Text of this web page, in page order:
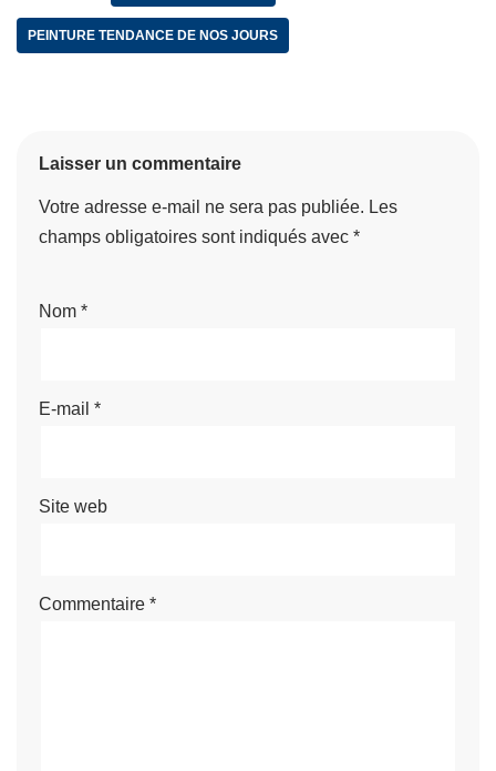
PEINTURE TENDANCE DE NOS JOURS
Laisser un commentaire
Votre adresse e-mail ne sera pas publiée. Les
champs obligatoires sont indiqués avec *
Nom *
E-mail *
Site web
Commentaire *